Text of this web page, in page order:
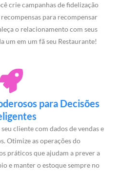
crie campanhas de fidelização
para recompensar
o relacionamento com seus
um em um fã seu Restaurante!
para Decisões
cliente com dados de vendas e
Otimize as operações do
práticos que ajudam a prever a
e manter o estoque sempre no